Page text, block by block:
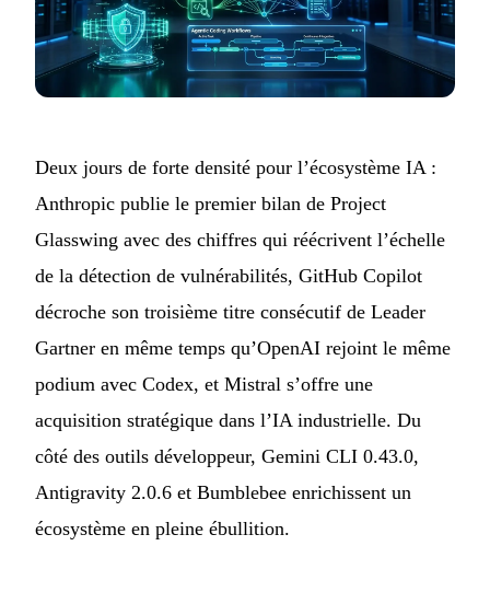
Deux jours de forte densité pour l’écosystème IA :
Anthropic publie le premier bilan de Project
Glasswing avec des chiffres qui réécrivent l’échelle
de la détection de vulnérabilités, GitHub Copilot
décroche son troisième titre consécutif de Leader
Gartner en même temps qu’OpenAI rejoint le même
podium avec Codex, et Mistral s’offre une
acquisition stratégique dans l’IA industrielle. Du
côté des outils développeur, Gemini CLI 0.43.0,
Antigravity 2.0.6 et Bumblebee enrichissent un
écosystème en pleine ébullition.